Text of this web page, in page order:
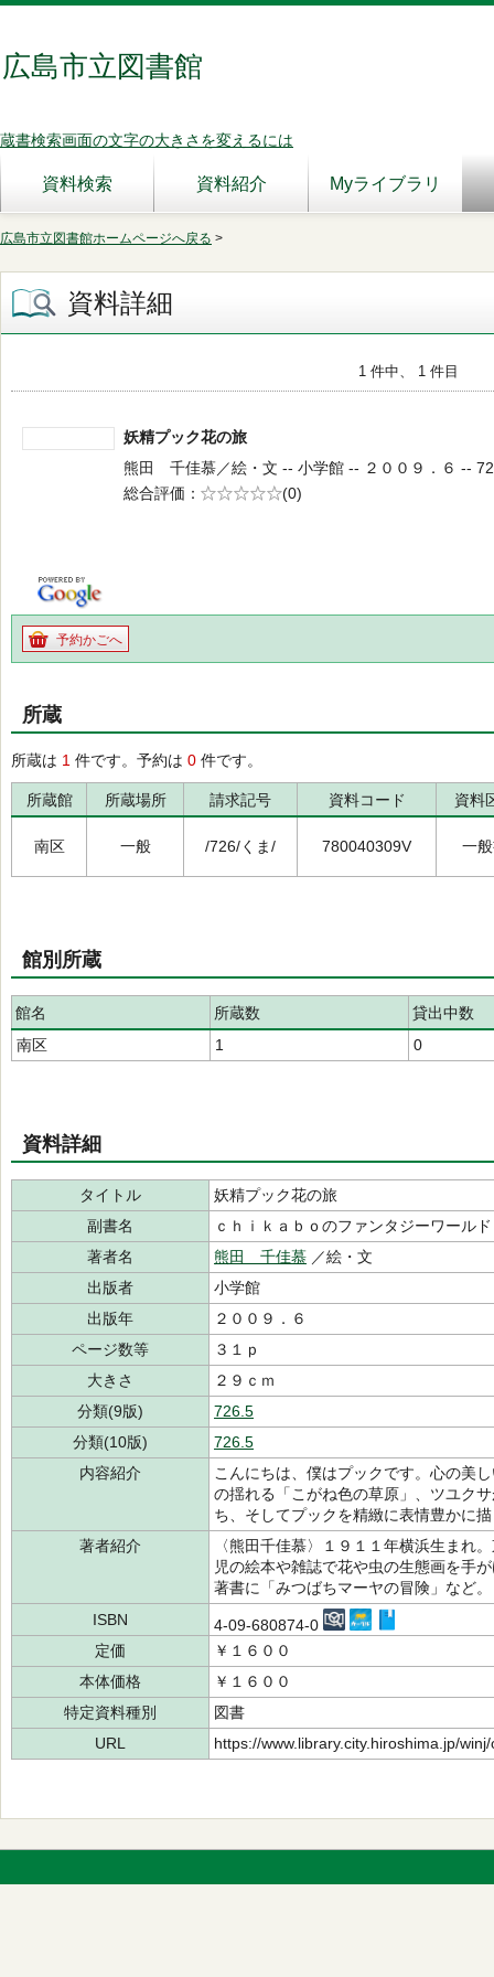
広島市立図書館
蔵書検索画面の文字の大きさを変えるには
資料検索 資料紹介 Myライブラリ
広島市立図書館ホームページへ戻る >
資料詳細
1 件中、 1 件目
妖精プック花の旅
熊田 千佳慕／絵・文 -- 小学館 -- ２００９．６ --
総合評価
5段階評価
(0)
予約かごへ
所蔵
所蔵は 1 件です。予約は 0 件です。
所蔵館 所蔵場所 請求記号 資料コード 資料
南区 一般 /726/くま/ 780040309V 一
館別所蔵
館名 所蔵数
貸出中数
南区
1 0
資料詳細
タイトル
妖精プック花の旅
副書名
ｃｈｉｋａｂｏのファンタジーワールド
著者名
熊田 千佳慕 ／絵・文
出版者
小学館
出版年
２００９．６
ページ数等
３１ｐ
大きさ
２９ｃｍ
分類(9版)
726.5
分類(10版)
726.5
内容紹介
こんにちは、僕はプックです。心の美
の揺れる「こがね色の草原」、ツユク
ち、そしてプックを精緻に表情豊かに
著者紹介
〈熊田千佳慕〉１９１１年横浜生まれ
児の絵本や雑誌で花や虫の生態画を手
著書に「みつばちマーヤの冒険」など
ISBN
4-09-680874-0
定価
￥１６００
本体価格
￥１６００
特定資料種別
図書
URL
https://www.library.city.hiroshima.jp/